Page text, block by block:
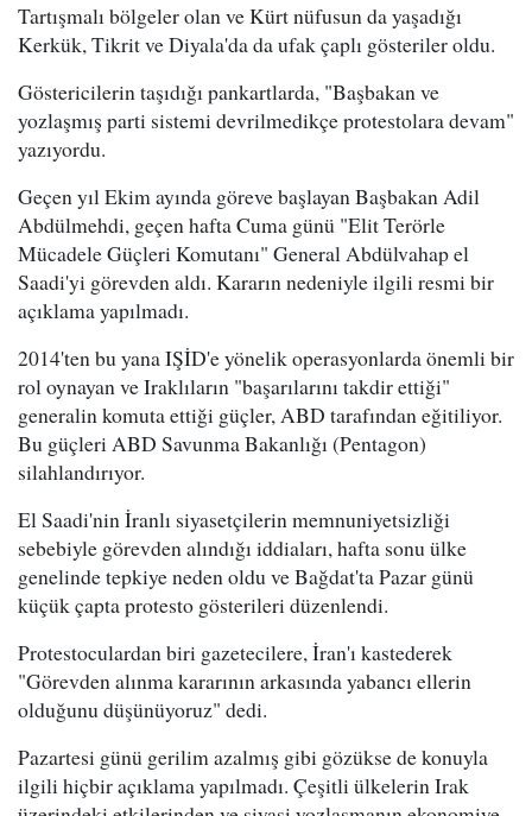
Tartışmalı bölgeler olan ve Kürt nüfusun da yaşadığı
Kerkük, Tikrit ve Diyala'da da ufak çaplı gösteriler oldu.
Göstericilerin taşıdığı pankartlarda, "Başbakan ve
yozlaşmış parti sistemi devrilmedikçe protestolara devam"
yazıyordu.
Geçen yıl Ekim ayında göreve başlayan Başbakan Adil
Abdülmehdi, geçen hafta Cuma günü "Elit Terörle
Mücadele Güçleri Komutanı" General Abdülvahap el
Saadi'yi görevden aldı. Kararın nedeniyle ilgili resmi bir
açıklama yapılmadı.
2014'ten bu yana IŞİD'e yönelik operasyonlarda önemli bir
rol oynayan ve Iraklıların "başarılarını takdir ettiği"
generalin komuta ettiği güçler, ABD tarafından eğitiliyor.
Bu güçleri ABD Savunma Bakanlığı (Pentagon)
silahlandırıyor.
El Saadi'nin İranlı siyasetçilerin memnuniyetsizliği
sebebiyle görevden alındığı iddiaları, hafta sonu ülke
genelinde tepkiye neden oldu ve Bağdat'ta Pazar günü
küçük çapta protesto gösterileri düzenlendi.
Protestoculardan biri gazetecilere, İran'ı kastederek
"Görevden alınma kararının arkasında yabancı ellerin
olduğunu düşünüyoruz" dedi.
Pazartesi günü gerilim azalmış gibi gözükse de konuyla
ilgili hiçbir açıklama yapılmadı. Çeşitli ülkelerin Irak